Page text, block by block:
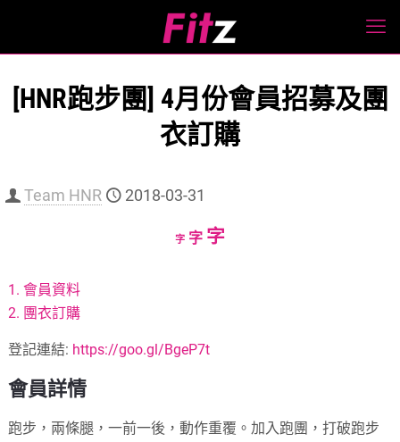
[HNR跑步團] 4月份會員招募及團
衣訂購
Team HNR 2018-03-31
字Decrease
字Reset
字Increase
1. 會員資料
2. 團衣訂購
登記連結: https://goo.gl/BgeP7t
會員詳情
跑步，兩條腿，一前一後，動作重覆。加入跑團，打破跑步